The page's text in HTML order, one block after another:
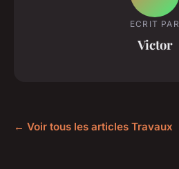
ECRIT PAR
Victor
← Voir tous les articles Travaux